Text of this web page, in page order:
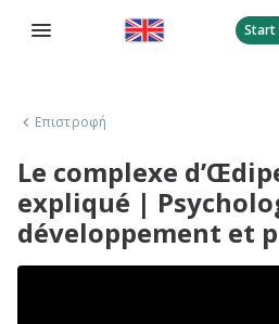
Start
Επιστροφή
Le complexe
expliqué |
développement et